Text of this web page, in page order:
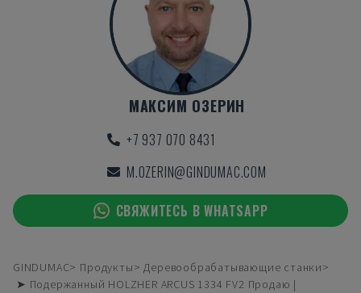
МАКСИМ ОЗЕРИН
+7 937 070 8431
M.OZERIN@GINDUMAC.COM
СВЯЖИТЕСЬ В WHATSAPP
GINDUMAC Продукты
Деревообрабатывающие станки
➤ Подержанный HOLZHER ARCUS 1334 FV2 Продаю |